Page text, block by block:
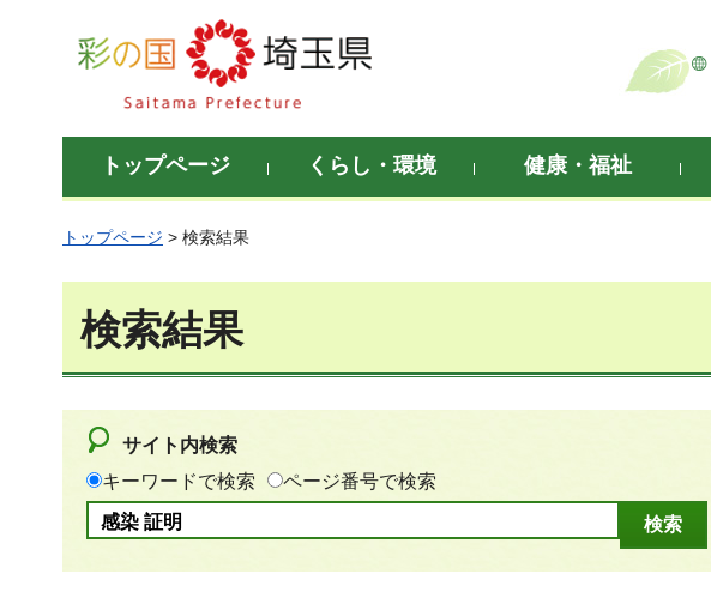
彩の国 埼玉県
トップページ くらし・環境 健康・福祉
トップページ > 検索結果
検索結果
サイト内検索
キーワードで検索
ページ番号で検索